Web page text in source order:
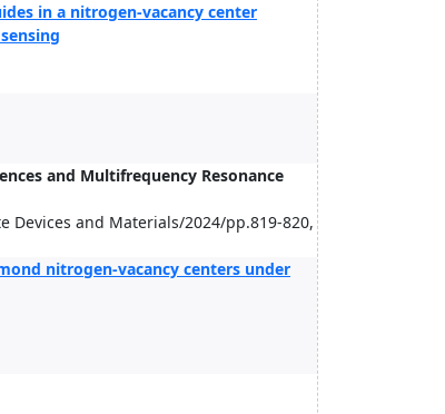
in a nitrogen-vacancy center
and Multifrequency Resonance
Devices and Materials/2024/pp.819-820,
nitrogen-vacancy centers under